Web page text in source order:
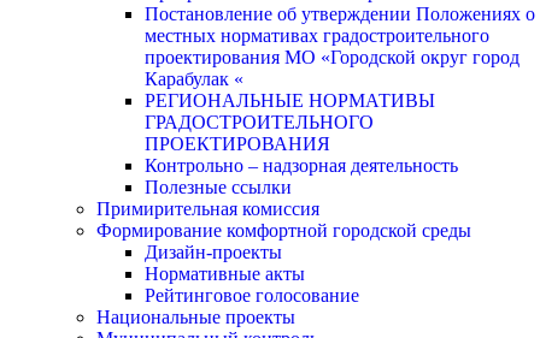
Постановление об утверждении Положениях о
местных нормативах градостроительного
проектирования МО «Городской округ город
Карабулак «
РЕГИОНАЛЬНЫЕ НОРМАТИВЫ
ГРАДОСТРОИТЕЛЬНОГО
ПРОЕКТИРОВАНИЯ
Контрольно – надзорная деятельность
Полезные ссылки
Примирительная комиссия
Формирование комфортной городской среды
Дизайн-проекты
Нормативные акты
Рейтинговое голосование
Национальные проекты